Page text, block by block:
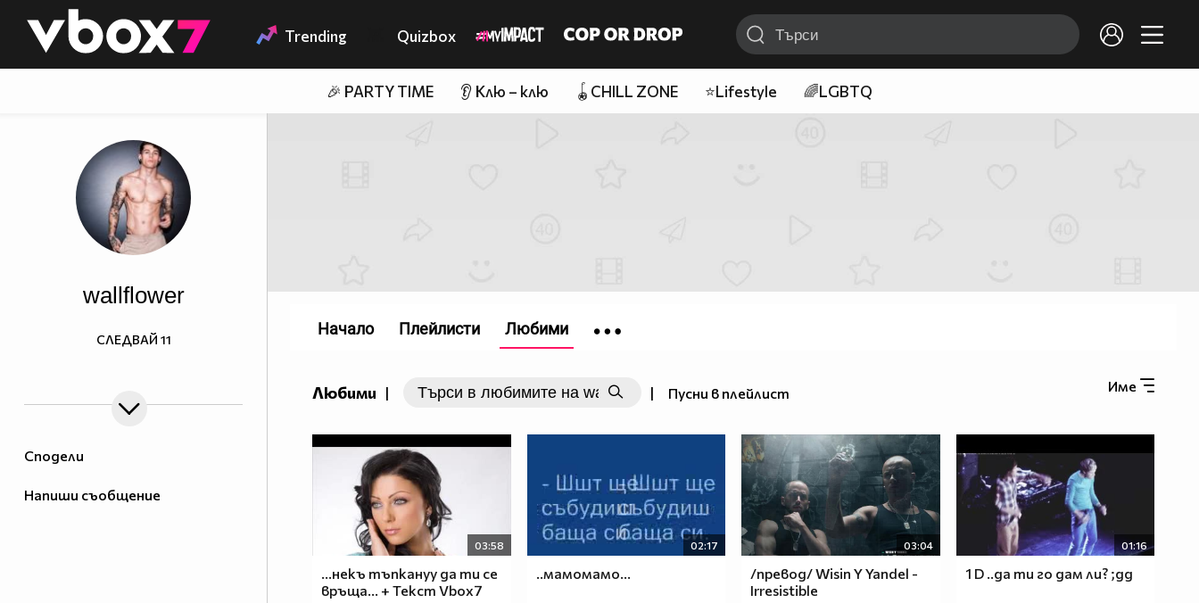
👾 Trending Quizbox
🎉 PARTY TIME 👂 Клю – клю 🪀CHILL ZONE ⭐Lifestyle 🌈LGBTQ
Сподели
Напиши съобщение
wallflower
СЛЕДВАЙ 11
Любими | | Пусни в плейлист Име
03:58
...некъ тъпкануу да ти се
връща... + Текст Vbox7
02:17
..мамомамо...
03:04
/превод/ Wisin Y Yandel -
Irresistible
01:16
1 D ..да ти го дам ли? ;дд
Начало Плейлисти Любими